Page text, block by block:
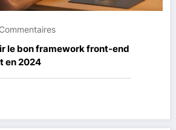
le bon framework front-end
en 2024